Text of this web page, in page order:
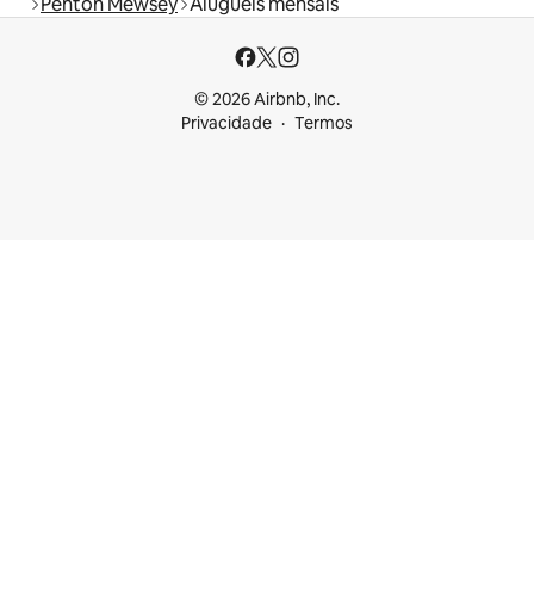
© 2026 Airbnb, Inc.
Privacidade
Termos